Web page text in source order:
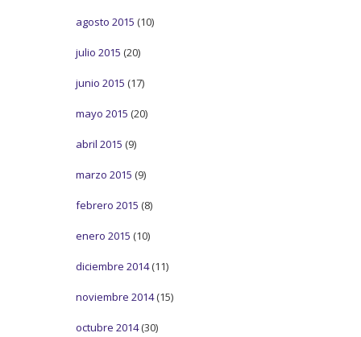
agosto 2015 (10)
julio 2015 (20)
junio 2015 (17)
mayo 2015 (20)
abril 2015 (9)
marzo 2015 (9)
febrero 2015 (8)
enero 2015 (10)
diciembre 2014(11)
noviembre 2014(15)
octubre 2014(30)